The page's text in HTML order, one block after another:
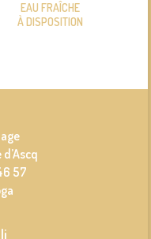
EAU FRAÎCHE
À DISPOSITION
57